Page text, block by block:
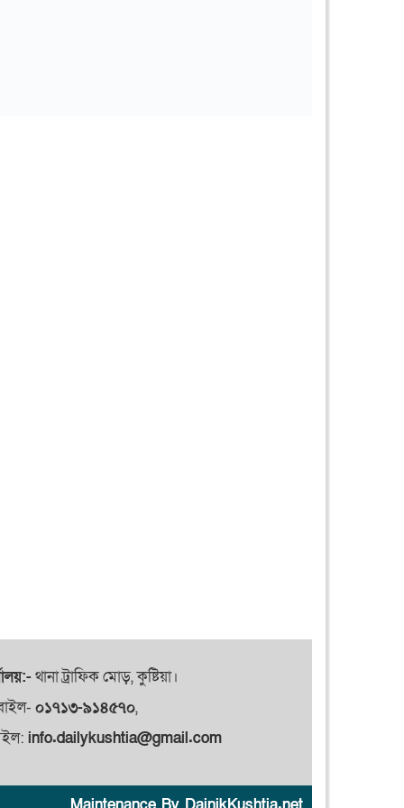
থানা ট্রাফিক মোড়, কুষ্টিয়া।
০১৭১৩-৯১৪৫৭০,
info.dailykushtia@gmail.com